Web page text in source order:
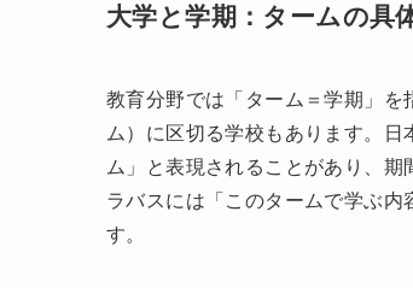
大学と学期：タームの具
教育分野では「ターム＝学期」
ム）に区切る学校もあります。
ム」と表現されることがあり、
ラバスには「このタームで学ぶ
す。